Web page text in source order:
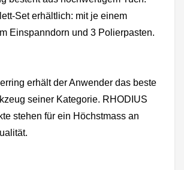
Set erhältlich: mit je einem
Einspanndorn und 3 Polierpasten.
erhält der Anwender das beste
seiner Kategorie. RHODIUS
stehen für ein Höchstmass an